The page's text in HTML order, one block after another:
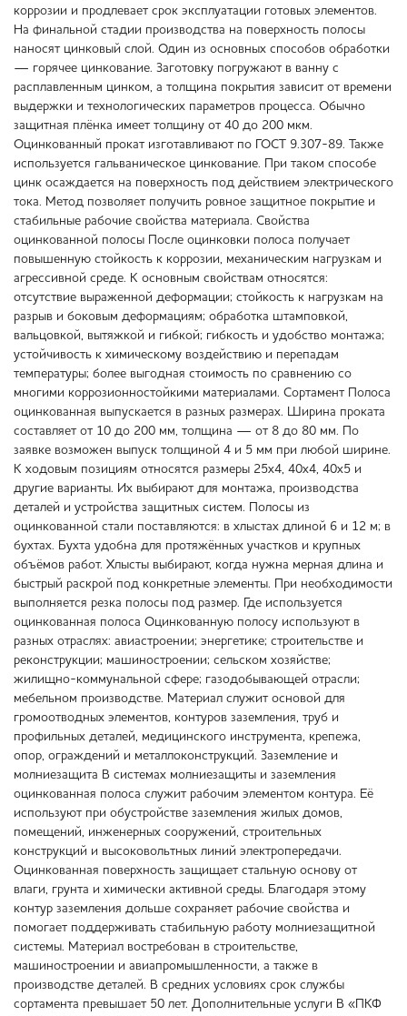
коррозии и продлевает срок эксплуатации готовых элементов.
На финальной стадии производства на поверхность полосы
наносят цинковый слой. Один из основных способов обработки
— горячее цинкование. Заготовку погружают в ванну с
расплавленным цинком, а толщина покрытия зависит от времени
выдержки и технологических параметров процесса. Обычно
защитная плёнка имеет толщину от 40 до 200 мкм.
Оцинкованный прокат изготавливают по ГОСТ 9.307-89. Также
используется гальваническое цинкование. При таком способе
цинк осаждается на поверхность под действием электрического
тока. Метод позволяет получить ровное защитное покрытие и
стабильные рабочие свойства материала. Свойства
оцинкованной полосы После оцинковки полоса получает
повышенную стойкость к коррозии, механическим нагрузкам и
агрессивной среде. К основным свойствам относятся:
отсутствие выраженной деформации; стойкость к нагрузкам на
разрыв и боковым деформациям; обработка штамповкой,
вальцовкой, вытяжкой и гибкой; гибкость и удобство монтажа;
устойчивость к химическому воздействию и перепадам
температуры; более выгодная стоимость по сравнению со
многими коррозионностойкими материалами. Сортамент Полоса
оцинкованная выпускается в разных размерах. Ширина проката
составляет от 10 до 200 мм, толщина — от 8 до 80 мм. По
заявке возможен выпуск толщиной 4 и 5 мм при любой ширине.
К ходовым позициям относятся размеры 25х4, 40х4, 40х5 и
другие варианты. Их выбирают для монтажа, производства
деталей и устройства защитных систем. Полосы из
оцинкованной стали поставляются: в хлыстах длиной 6 и 12 м; в
бухтах. Бухта удобна для протяжённых участков и крупных
объёмов работ. Хлысты выбирают, когда нужна мерная длина и
быстрый раскрой под конкретные элементы. При необходимости
выполняется резка полосы под размер. Где используется
оцинкованная полоса Оцинкованную полосу используют в
разных отраслях: авиастроении; энергетике; строительстве и
реконструкции; машиностроении; сельском хозяйстве;
жилищно-коммунальной сфере; газодобывающей отрасли;
мебельном производстве. Материал служит основой для
громоотводных элементов, контуров заземления, труб и
профильных деталей, медицинского инструмента, крепежа,
опор, ограждений и металлоконструкций. Заземление и
молниезащита В системах молниезащиты и заземления
оцинкованная полоса служит рабочим элементом контура. Её
используют при обустройстве заземления жилых домов,
помещений, инженерных сооружений, строительных
конструкций и высоковольтных линий электропередачи.
Оцинкованная поверхность защищает стальную основу от
влаги, грунта и химически активной среды. Благодаря этому
контур заземления дольше сохраняет рабочие свойства и
помогает поддерживать стабильную работу молниезащитной
системы. Материал востребован в строительстве,
машиностроении и авиапромышленности, а также в
производстве деталей. В средних условиях срок службы
сортамента превышает 50 лет. Дополнительные услуги В «ПКФ